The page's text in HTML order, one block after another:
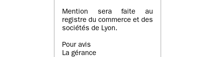
Mention sera faite au
registre du commerce et des
sociétés de Lyon.
Pour avis
La gérance